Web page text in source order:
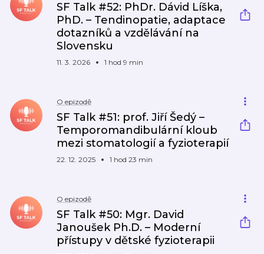
SF Talk #52: PhDr. Dávid Líška,
PhD. – Tendinopatie, adaptace
dotazníků a vzdělávání na
Slovensku
11. 3. 2026 1 hod 9 min
O epizodě
SF Talk #51: prof. Jiří Šedý –
Temporomandibulární kloub
mezi stomatologií a fyzioterapií
22. 12. 2025 1 hod 23 min
O epizodě
SF Talk #50: Mgr. David
Janoušek Ph.D. – Moderní
přístupy v dětské fyzioterapii